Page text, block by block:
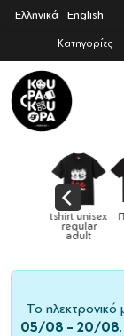
Ελληνικά English
Κατηγορίες
Drill
Καπέλα
ενηλίκων
Το ηλεκτρονικό
05/08 – 20/08